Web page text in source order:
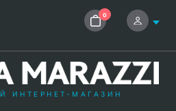
0
ИНТЕРНЕТ-МАГАЗИН